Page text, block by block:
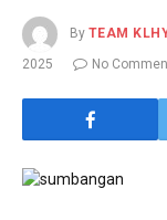
By TEAM
2025
No